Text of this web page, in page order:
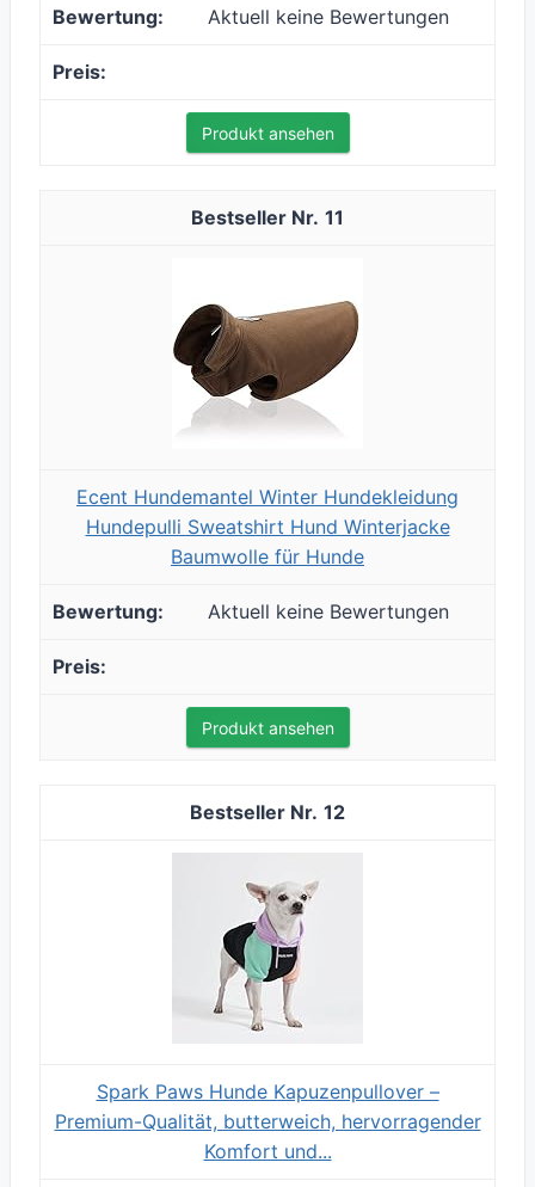
Aktuell keine Bewertungen
Produkt ansehen
11
Ecent Hundemantel Winter Hundekleidung
Hundepulli Sweatshirt Hund Winterjacke
Baumwolle für Hunde
Aktuell keine Bewertungen
Produkt ansehen
12
Spark Paws Hunde Kapuzenpullover –
Premium-Qualität, butterweich, hervorragender
Komfort und...